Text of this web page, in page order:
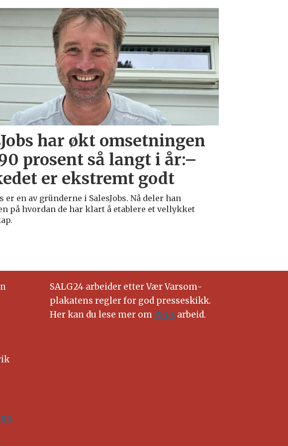
har økt omsetningen
prosent så langt i år:–
er ekstremt godt
er en av gründerne i SalesJobs. Nå deler han
på hvordan de har klart å etablere et vellykket
SALG24 arbeider etter Vær Varsom-
plakatens regler for god presseskikk.
Her kan du lese mer omPFUs arbeid.